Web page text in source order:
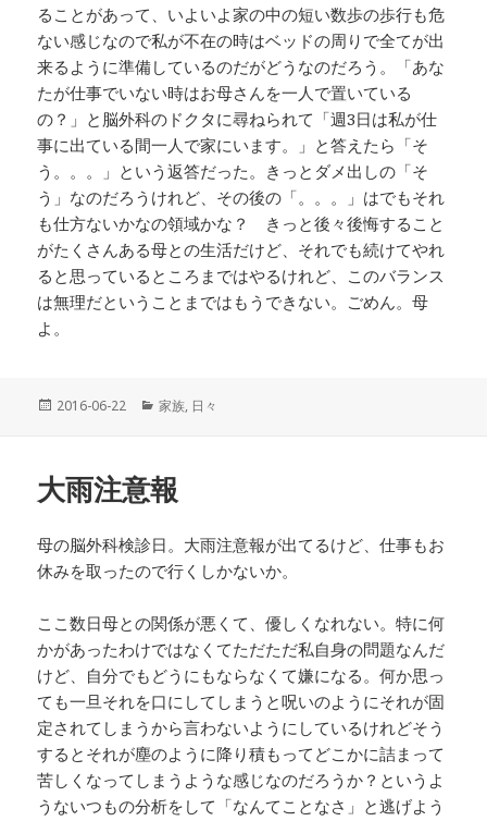
ることがあって、いよいよ家の中の短い数歩の歩行も危
ない感じなので私が不在の時はベッドの周りで全てが出
来るように準備しているのだがどうなのだろう。「あな
たが仕事でいない時はお母さんを一人で置いている
の？」と脳外科のドクタに尋ねられて「週3日は私が仕
事に出ている間一人で家にいます。」と答えたら「そ
う。。。」という返答だった。きっとダメ出しの「そ
う」なのだろうけれど、その後の「。。。」はでもそれ
も仕方ないかなの領域かな？ きっと後々後悔すること
がたくさんある母との生活だけど、それでも続けてやれ
ると思っているところまではやるけれど、このバランス
は無理だということまではもうできない。ごめん。母
よ。
投
2016-06-22
カ
ー
家族, 日々
大雨注意報
母の脳外科検診日。大雨注意報が出てるけど、仕事もお
休みを取ったので行くしかないか。
ここ数日母との関係が悪くて、優しくなれない。特に何
かがあったわけではなくてただただ私自身の問題なんだ
けど、自分でもどうにもならなくて嫌になる。何か思っ
ても一旦それを口にしてしまうと呪いのようにそれが固
定されてしまうから言わないようにしているけれどそう
するとそれが塵のように降り積もってどこかに詰まって
苦しくなってしまうような感じなのだろうか？というよ
うないつもの分析をして「なんてことなさ」と逃げよう